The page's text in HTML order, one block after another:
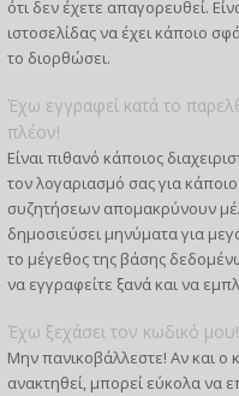
ότι δεν έχετε απαγορευθεί.
ιστοσελίδας να έχει κάποιο
το διορθώσει.
Έχω εγγραφεί κατά το
πλέον!
Είναι πιθανό κάποιος
τον λογαριασμό σας για
συζητήσεων απομακρύνουν
δημοσιεύσει μηνύματα για
το μέγεθος της βάσης
να εγγραφείτε ξανά και να
Έχω ξεχάσει τον κωδικό μου!
Μην πανικοβάλλεστε! Αν και
ανακτηθεί, μπορεί εύκολα να